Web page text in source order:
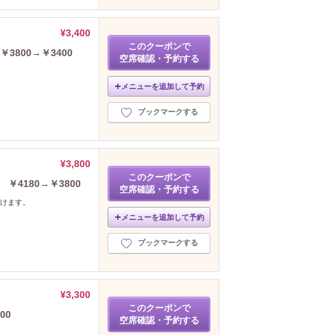
¥3,400
￥3800→￥3400
このクーポンで
空席確認・予約する
メニューを追加して予約
ブックマークする
¥3,800
￥4180→￥3800
ます。
このクーポンで
空席確認・予約する
メニューを追加して予約
ブックマークする
¥3,300
このクーポンで
空席確認・予約する